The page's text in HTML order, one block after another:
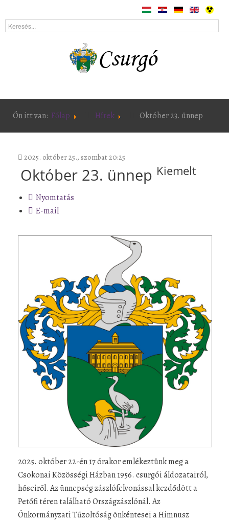
Ön itt van: Főlap Hírek Október 23. ünnep
2025. október 25., szombat 20:25
Október 23. ünnep Kiemelt
Nyomtatás
E-mail
2025. október 22-én 17 órakor emlékeztünk meg a
Csokonai Közösségi Házban 1956. csurgói áldozatairól,
hőseiről. Az ünnepség zászlófelvonással kezdődött a
Petőfi téren található Országzászlónál. Az
Önkormányzati Tűzoltóság önkéntesei a Himnusz